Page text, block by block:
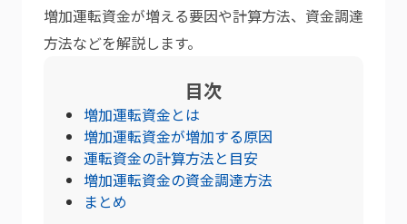
増加運転資金が増える要因や計算方法、資金調達
方法などを解説します。
目次
増加運転資金とは
増加運転資金が増加する原因
運転資金の計算方法と目安
増加運転資金の資金調達方法
まとめ